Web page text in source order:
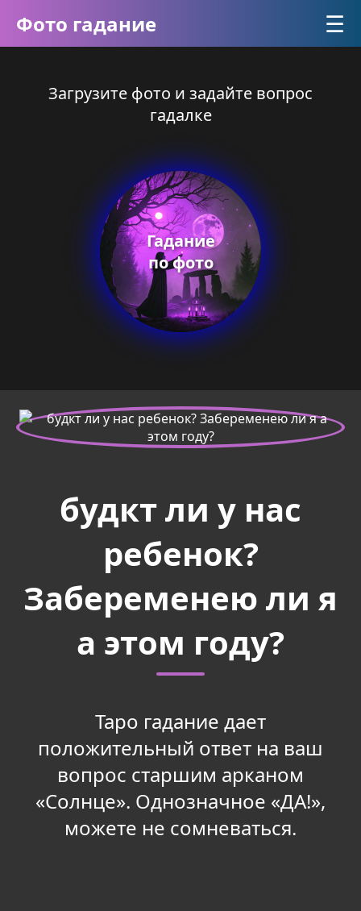
Фото гадание ☰
Загрузите фото и задайте вопрос
гадалке
Гадание
по фото
будкт ли у нас
ребенок?
Забеременею ли я
а этом году?
Таро гадание дает
положительный ответ на ваш
вопрос старшим арканом
«Солнце». Однозначное «ДА!»,
можете не сомневаться.